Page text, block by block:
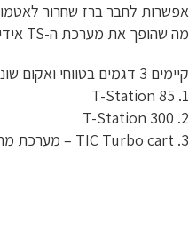
אפשרות לחבר ברז שחרור
מה שהופך את מערכת ה-TS אידיאלית למעבדות.
קיימים 3 דגמים בטווחי ואקום שונים:
1. T-Station 85
2. T-Station 300
3. TIC Turbo cart – מערכת מתקדמת עם בקר מדגם TIC